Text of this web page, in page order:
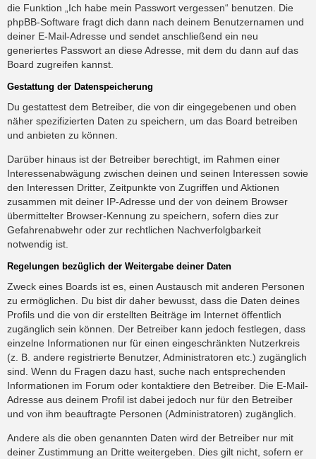
die Funktion „Ich habe mein Passwort vergessen“ benutzen. Die
phpBB-Software fragt dich dann nach deinem Benutzernamen und
deiner E-Mail-Adresse und sendet anschließend ein neu
generiertes Passwort an diese Adresse, mit dem du dann auf das
Board zugreifen kannst.
Gestattung der Datenspeicherung
Du gestattest dem Betreiber, die von dir eingegebenen und oben
näher spezifizierten Daten zu speichern, um das Board betreiben
und anbieten zu können.
Darüber hinaus ist der Betreiber berechtigt, im Rahmen einer
Interessenabwägung zwischen deinen und seinen Interessen sowie
den Interessen Dritter, Zeitpunkte von Zugriffen und Aktionen
zusammen mit deiner IP-Adresse und der von deinem Browser
übermittelter Browser-Kennung zu speichern, sofern dies zur
Gefahrenabwehr oder zur rechtlichen Nachverfolgbarkeit
notwendig ist.
Regelungen bezüglich der Weitergabe deiner Daten
Zweck eines Boards ist es, einen Austausch mit anderen Personen
zu ermöglichen. Du bist dir daher bewusst, dass die Daten deines
Profils und die von dir erstellten Beiträge im Internet öffentlich
zugänglich sein können. Der Betreiber kann jedoch festlegen, dass
einzelne Informationen nur für einen eingeschränkten Nutzerkreis
(z. B. andere registrierte Benutzer, Administratoren etc.) zugänglich
sind. Wenn du Fragen dazu hast, suche nach entsprechenden
Informationen im Forum oder kontaktiere den Betreiber. Die E-Mail-
Adresse aus deinem Profil ist dabei jedoch nur für den Betreiber
und von ihm beauftragte Personen (Administratoren) zugänglich.
Andere als die oben genannten Daten wird der Betreiber nur mit
deiner Zustimmung an Dritte weitergeben. Dies gilt nicht, sofern er